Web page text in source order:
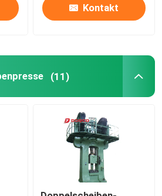
Kontakt
(11)